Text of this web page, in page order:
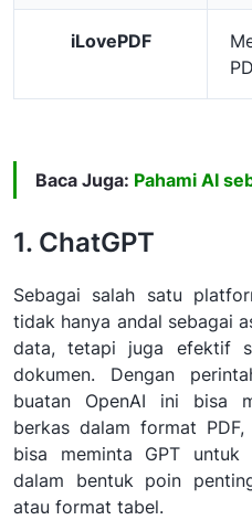
iLovePDF
Baca Juga: Pahami AI
1. ChatGPT
Sebagai salah satu
tidak hanya andal sebagai
data, tetapi juga efektif
dokumen. Dengan
buatan OpenAI ini bisa
berkas dalam format
bisa meminta GPT untuk
dalam bentuk poin
atau format tabel.